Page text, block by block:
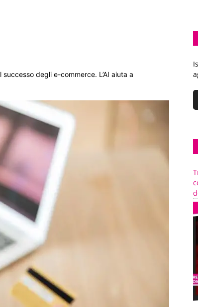
degli e-commerce. L’AI aiuta a